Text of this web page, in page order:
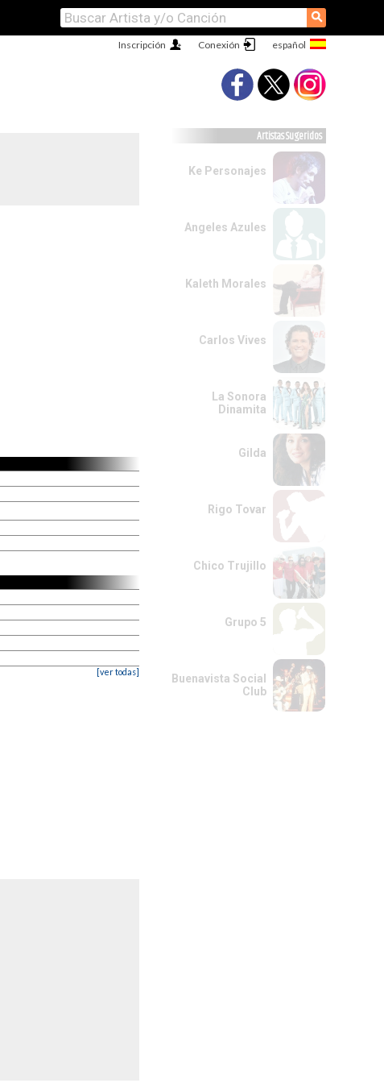
⚲
Conexión
Inscripción
[ver todas]
Artistas Sugeridos
Ke Personajes
Angeles Azules
Kaleth Morales
Carlos Vives
La Sonora
Dinamita
Gilda
Rigo Tovar
Chico Trujillo
Grupo 5
Buenavista Social
Club